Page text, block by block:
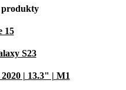
produkty
15
S23
| 13.3" | M1